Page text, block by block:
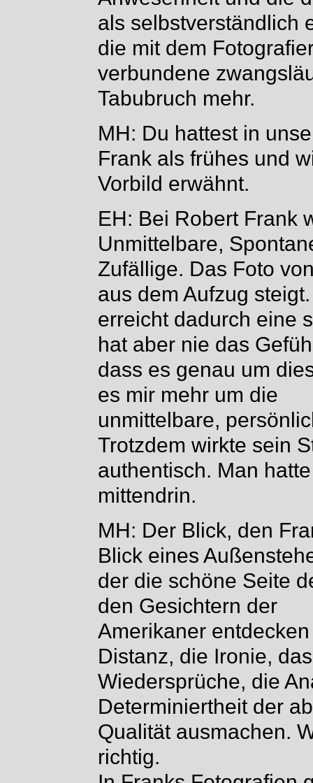
als selbstverständlich
die mit dem
verbundene
Tabubruch mehr.
MH: Du hattest in
Frank als frühes und
Vorbild erwähnt.
EH: Bei Robert Frank
Unmittelbare,
Zufällige. Das Foto
aus dem Aufzug
erreicht dadurch eine
hat aber nie das
dass es genau um
es mir mehr um die
unmittelbare,
Trotzdem wirkte sein
authentisch. Man
mittendrin.
MH: Der Blick, den
Blick eines
der die schöne Seite
den Gesichtern der
Amerikaner
Distanz, die Ironie,
Wiedersprüche, die
Determiniertheit der
Qualität ausmachen.
richtig.